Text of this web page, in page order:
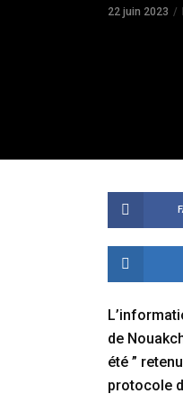
22 juin 2023
de
été ”
protocole